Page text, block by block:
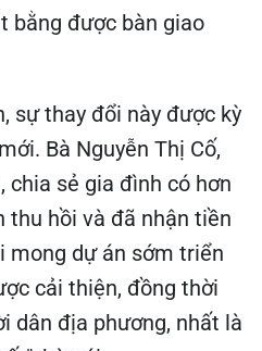
bằng được bàn giao
sự thay đổi này được kỳ
Bà Nguyễn Thị Cố,
chia sẻ gia đình có hơn
thu hồi và đã nhận tiền
mong dự án sớm triển
cải thiện, đồng thời
dân địa phương, nhất là